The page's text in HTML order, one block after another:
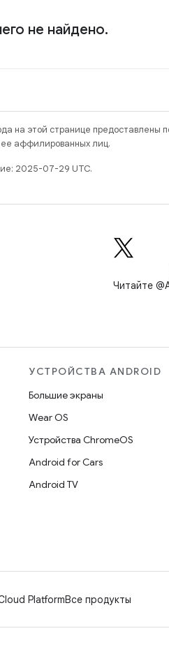
не найдено.
на этой странице предоставлены
аффилированных лиц.
2025-07-29 UTC.
Читайте
УСТРОЙСТВА ANDROID
Большие экраны
Wear OS
Устройства ChromeOS
Android for Cars
Android TV
PlatformВсе продукты